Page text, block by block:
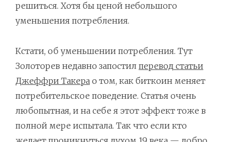
решиться. Хотя бы ценой небольшого
уменьшения потребления.
Кстати, об уменьшении потребления. Тут
Золоторев недавно запостил перевод статьи
Джеффри Такера о том, как биткоин меняет
потребительское поведение. Статья очень
любопытная, и на себе я этот эффект тоже в
полной мере испытала. Так что если кто